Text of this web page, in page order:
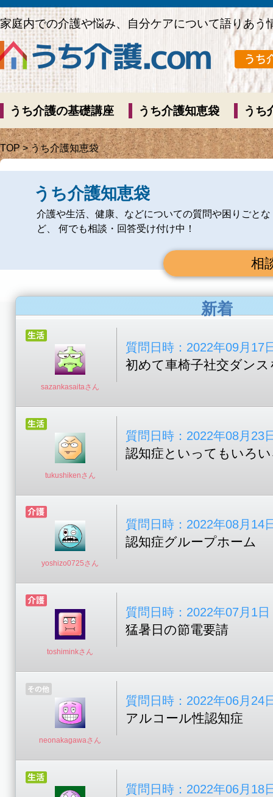
家庭内での介護や悩み、自分ケアについて語りあう
うち介護の基礎講座 うち介護知恵袋 うち
TOP> うち介護知恵袋
うち介護知恵袋
介護や生活、健康、などについての質問や困りごとな
ど、 何でも相談・回答受け付け中！
相
新着
sazankasaitaさん
質問日時：2022年09月17
初めて車椅子社交ダン
tukushikenさん
質問日時：2022年08月23
認知症といってもいろ
yoshizo0725さん
質問日時：2022年08月14
認知症グループホーム
toshiminkさん
質問日時：2022年07月1
猛暑日の節電要請
neonakagawaさん
質問日時：2022年06月24
アルコール性認知症
質問日時：2022年06月18